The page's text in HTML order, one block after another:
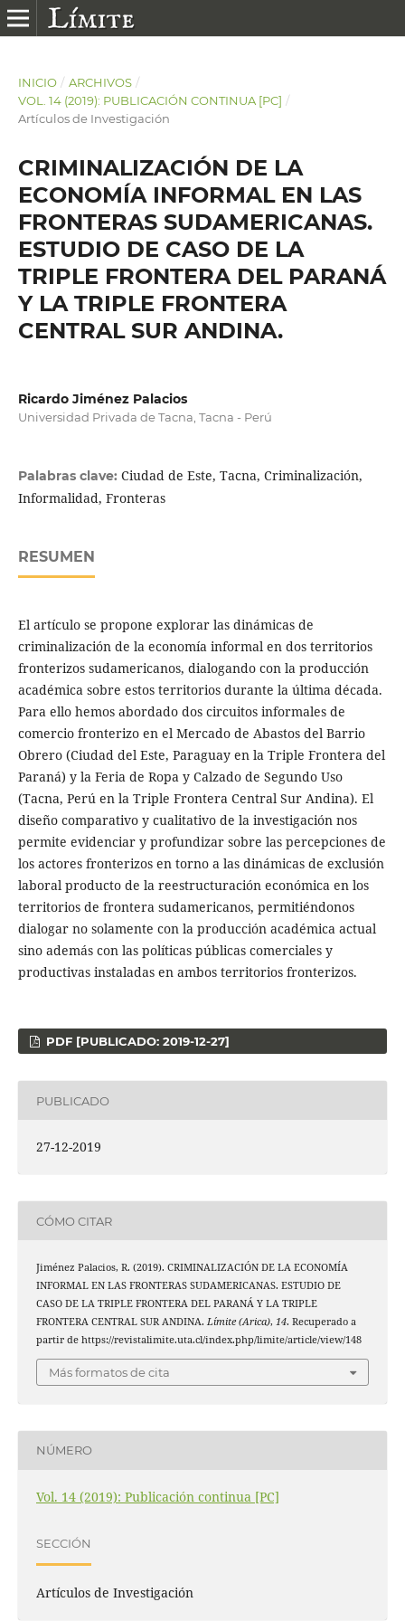
INICIO / ARCHIVOS /
VOL. 14 (2019): PUBLICACIÓN CONTINUA [PC] /
Artículos de Investigación
CRIMINALIZACIÓN DE LA
ECONOMÍA INFORMAL EN LAS
FRONTERAS SUDAMERICANAS.
ESTUDIO DE CASO DE LA
TRIPLE FRONTERA DEL PARANÁ
Y LA TRIPLE FRONTERA
CENTRAL SUR ANDINA.
Ricardo Jiménez Palacios
Universidad Privada de Tacna, Tacna - Perú
Palabras clave: Ciudad de Este, Tacna, Criminalización,
Informalidad, Fronteras
RESUMEN
El artículo se propone explorar las dinámicas de
criminalización de la economía informal en dos territorios
fronterizos sudamericanos, dialogando con la producción
académica sobre estos territorios durante la última década.
Para ello hemos abordado dos circuitos informales de
comercio fronterizo en el Mercado de Abastos del Barrio
Obrero (Ciudad del Este, Paraguay en la Triple Frontera del
Paraná) y la Feria de Ropa y Calzado de Segundo Uso
(Tacna, Perú en la Triple Frontera Central Sur Andina). El
diseño comparativo y cualitativo de la investigación nos
permite evidenciar y profundizar sobre las percepciones de
los actores fronterizos en torno a las dinámicas de exclusión
laboral producto de la reestructuración económica en los
territorios de frontera sudamericanos, permitiéndonos
dialogar no solamente con la producción académica actual
sino además con las políticas públicas comerciales y
productivas instaladas en ambos territorios fronterizos.
PDF [PUBLICADO: 2019-12-27]
PUBLICADO
27-12-2019
CÓMO CITAR
Jiménez Palacios, R. (2019). CRIMINALIZACIÓN DE LA ECONOMÍA
INFORMAL EN LAS FRONTERAS SUDAMERICANAS. ESTUDIO DE
CASO DE LA TRIPLE FRONTERA DEL PARANÁ Y LA TRIPLE
FRONTERA CENTRAL SUR ANDINA. Límite (Arica), 14. Recuperado a
partir de https://revistalimite.uta.cl/index.php/limite/article/view/148
Más formatos de cita
NÚMERO
Vol. 14 (2019): Publicación continua [PC]
SECCIÓN
Artículos de Investigación